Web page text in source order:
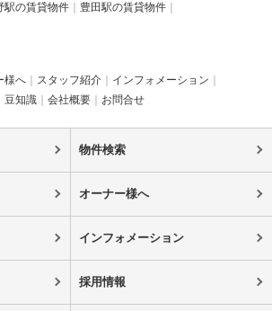
駅の賃貸物件
豊田駅の賃貸物件
様へ スタッフ紹介
インフォメーション
豆知識 会社概要 お問合せ
物件検索
オーナー様へ
インフォメーション
採用情報